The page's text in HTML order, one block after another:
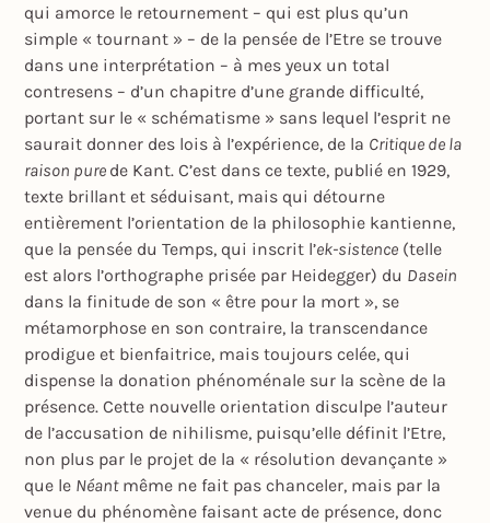
qui amorce le retournement – qui est plus qu’un
simple « tournant » – de la pensée de l’Etre se trouve
dans une interprétation – à mes yeux un total
contresens – d’un chapitre d’une grande difficulté,
portant sur le « schématisme » sans lequel l’esprit ne
saurait donner des lois à l’expérience, de la Critique de la
raison pure de Kant. C’est dans ce texte, publié en 1929,
texte brillant et séduisant, mais qui détourne
entièrement l’orientation de la philosophie kantienne,
que la pensée du Temps, qui inscrit l’ek-sistence (telle
est alors l’orthographe prisée par Heidegger) du Dasein
dans la finitude de son « être pour la mort », se
métamorphose en son contraire, la transcendance
prodigue et bienfaitrice, mais toujours celée, qui
dispense la donation phénoménale sur la scène de la
présence. Cette nouvelle orientation disculpe l’auteur
de l’accusation de nihilisme, puisqu’elle définit l’Etre,
non plus par le projet de la « résolution devançante »
que le Néantmême ne fait pas chanceler, mais par la
venue du phénomène faisant acte de présence, donc